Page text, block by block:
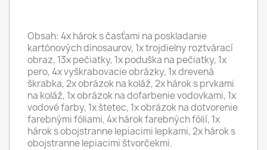
Obsah: 4x hárok s časťami na poskladanie
kartónových dinosaurov, 1x trojdielny roztvárací
obraz, 13x pečiatky, 1x poduška na pečiatky, 1x
pero, 4x vyškrabovacie obrázky, 1x drevená
škrabka, 2x obrázok na koláž, 2x hárok s prvkami
na koláž, 1x obrázok na dofarbenie vodovkami, 1x
vodové farby, 1x štetec, 1x obrázok na dotvorenie
farebnými fóliami, 4x hárok farebných fólií, 1x
hárok s obojstranne lepiacimi lepkami, 2x hárok s
obojstranne lepiacimi štvorčekmi.